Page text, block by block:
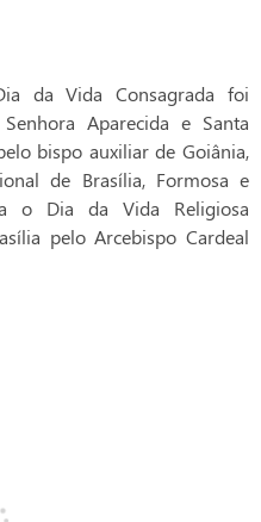
da Vida Consagrada foi
Aparecida e Santa
bispo auxiliar de Goiânia,
de Brasília, Formosa e
o Dia da Vida Religiosa
pelo Arcebispo Cardeal